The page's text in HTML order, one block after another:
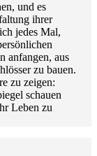
und es
ihrer
jedes Mal,
anfangen, aus
zu bauen.
zu zeigen:
schauen
Leben zu